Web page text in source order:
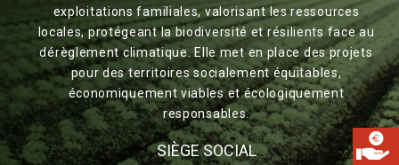
exploitations familiales, valorisant les ressources
locales, protégeant la biodiversité et résilients face au
dérèglement climatique. Elle met en place des projets
pour des territoires socialement équitables,
économiquement viables et écologiquement
responsables.
SIÈGE SOCIAL